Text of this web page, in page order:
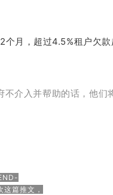
月，超过4.5%租户欠款
介入并帮助的话，他们
这篇推文，